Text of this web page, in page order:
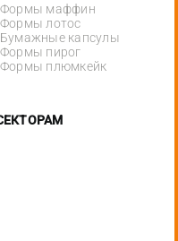
Формы маффин
Формы лотос
Бумажные капсулы
Формы пирог
Формы плюмкейк